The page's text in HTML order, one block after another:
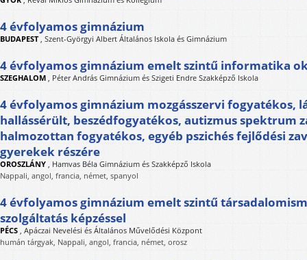
4 évfolyamos gimnázium
BUDAPEST, Szent-Györgyi Albert Általános Iskola és Gimnázium
4 évfolyamos gimnázium emelt szintű informatika
SZEGHALOM , Péter András Gimnázium és Szigeti Endre Szakképző Iskola
4 évfolyamos gimnázium mozgásszervi fogyatékos,
hallássérült, beszédfogyatékos, autizmus spektrum
halmozottan fogyatékos, egyéb pszichés fejlődési
gyerekek részére
OROSZLÁNY , Hamvas Béla Gimnázium és Szakképző Iskola
Nappali, angol, francia, német, spanyol
4 évfolyamos gimnázium emelt szintű
szolgáltatás képzéssel
PÉCS , Apáczai Nevelési és Általános Művelődési Központ
humán tárgyak, Nappali, angol, francia, német, orosz